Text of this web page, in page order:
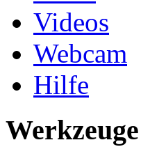
Videos
Webcam
Hilfe
Werkzeuge